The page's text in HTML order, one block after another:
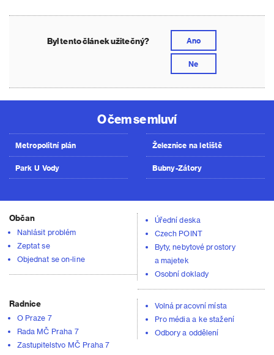
Byl tento článek užitečný? Ano
Ne
O čem se mluví
Metropolitní plán
Park U Vody
Železnice na letiště
Bubny-Zátory
Občan
Nahlásit problém
Zeptat se
Objednat se on-line
Úřední deska
Czech POINT
Byty, nebytové prostory
a majetek
Osobní doklady
Radnice
O Praze 7
Rada MČ Praha 7
Zastupitelstvo MČ Praha 7
Volná pracovní místa
Pro média a ke stažení
Odbory a oddělení